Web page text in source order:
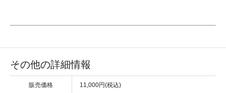
その他の詳細情報
販売価格 11,000円(税込)